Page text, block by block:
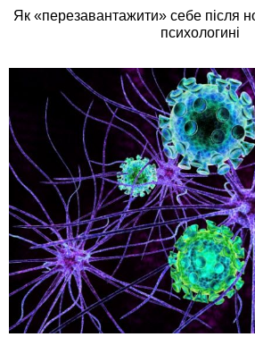
Як «перезавантажити» себе після
психологині